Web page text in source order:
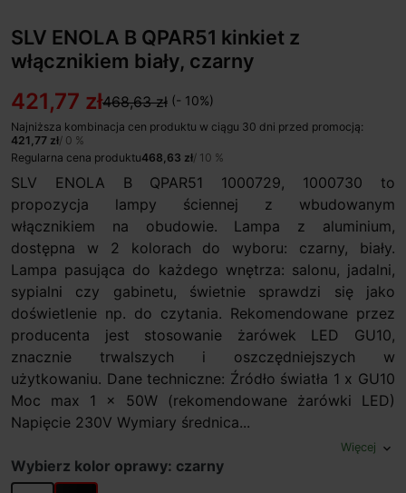
SLV ENOLA B QPAR51 kinkiet z
włącznikiem biały, czarny
421,77 zł468,63 zł (- 10%)
Najniższa kombinacja cen produktu w ciągu 30 dni przed promocją:
421,77 zł/ 0 %
Regularna cena produktu468,63 zł/ 10 %
SLV ENOLA B QPAR51 1000729, 1000730 to
propozycja lampy ściennej z wbudowanym
włącznikiem na obudowie. Lampa z aluminium,
dostępna w 2 kolorach do wyboru: czarny, biały.
Lampa pasująca do każdego wnętrza: salonu, jadalni,
sypialni czy gabinetu, świetnie sprawdzi się jako
doświetlenie np. do czytania. Rekomendowane przez
producenta jest stosowanie żarówek LED GU10,
znacznie trwalszych i oszczędniejszych w
użytkowaniu. Dane techniczne: Źródło światła 1 x GU10
Moc max 1 x 50W (rekomendowane żarówki LED)
Napięcie 230V Wymiary średnica...
Więcej expand_more
Wybierz kolor oprawy: czarny
biały czarny